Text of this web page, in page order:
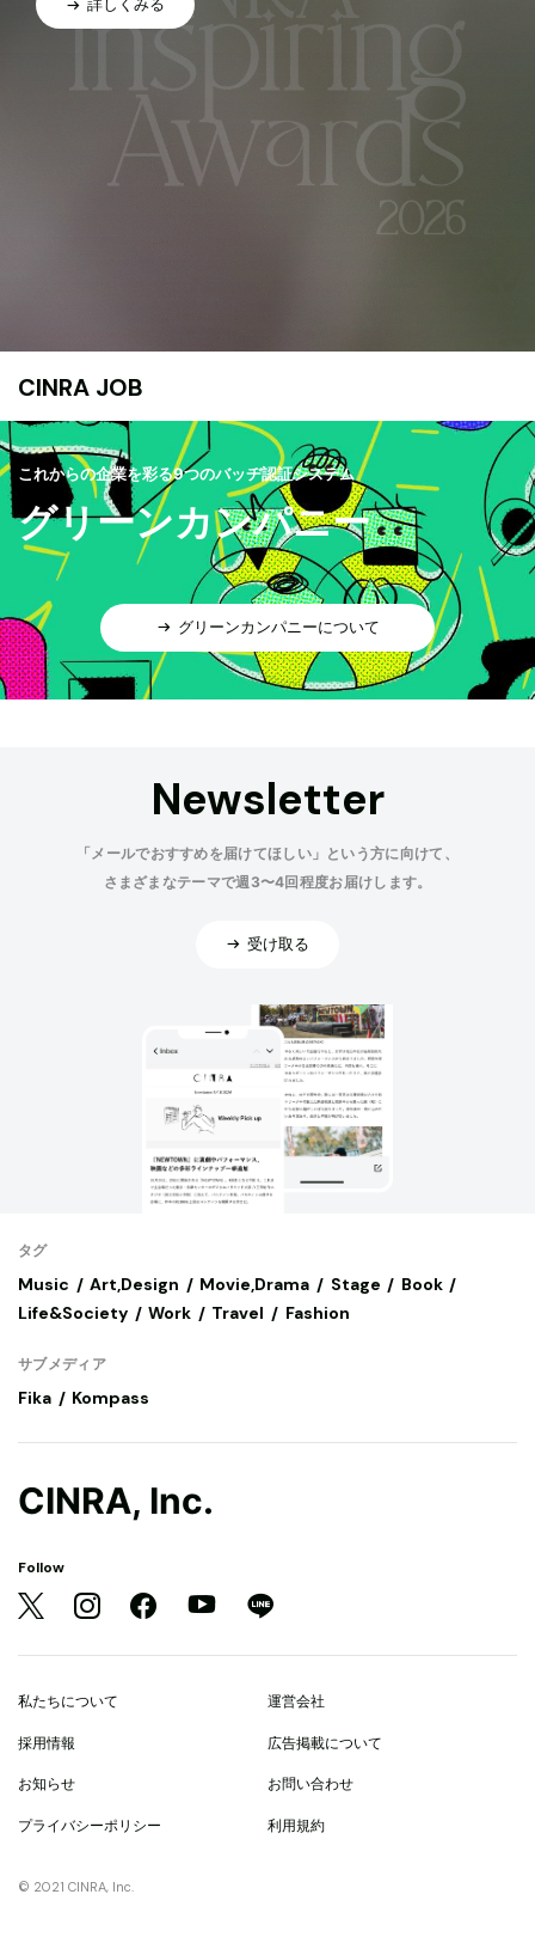
詳しくみる
CINRA JOB
これからの企業を彩る9つのバッヂ認証システム
グリーンカンパニー
グリーンカンパニーについて
Newsletter
「メールでおすすめを届けてほしい」という方に向けて、
さまざまなテーマで週3〜4回程度お届けします。
受け取る
タグ
Music Art,Design Movie,Drama Stage
Book
Life&Society
Work Travel Fashion
サブメディア
Fika Kompass
CINRA, Inc.
Follow
私たちについて 運営会社
採用情報 広告掲載について
お知らせ お問い合わせ
プライバシーポリシー 利用規約
© 2021 CINRA, Inc.